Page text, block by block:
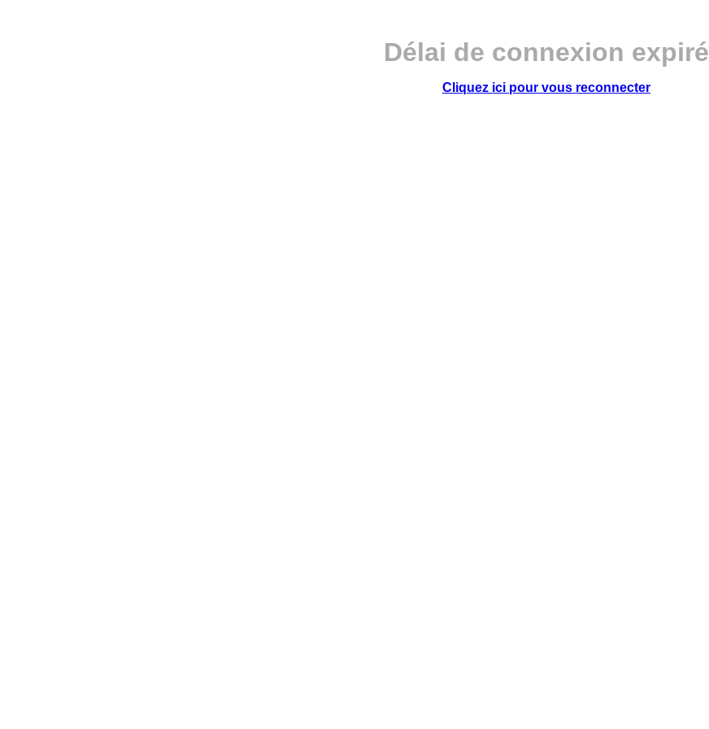
Délai de connexion expiré
Cliquez ici pour vous reconnecter